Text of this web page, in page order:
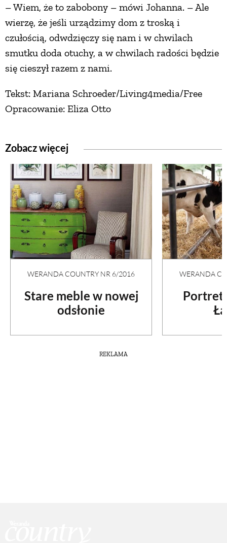
– Wiem, że to zabobony – mówi Johanna. – Ale
wierzę, że jeśli urządzimy dom z troską i
czułością, odwdzięczy się nam i w chwilach
smutku doda otuchy, a w chwilach radości będzie
się cieszył razem z nami.
Tekst: Mariana Schroeder/Living4media/Free
Opracowanie: Eliza Otto
Zobacz więcej
WERANDA COUNTRY NR 6/2016
Stare meble w nowej
odsłonie
WERANDA
Portret
REKLAMA